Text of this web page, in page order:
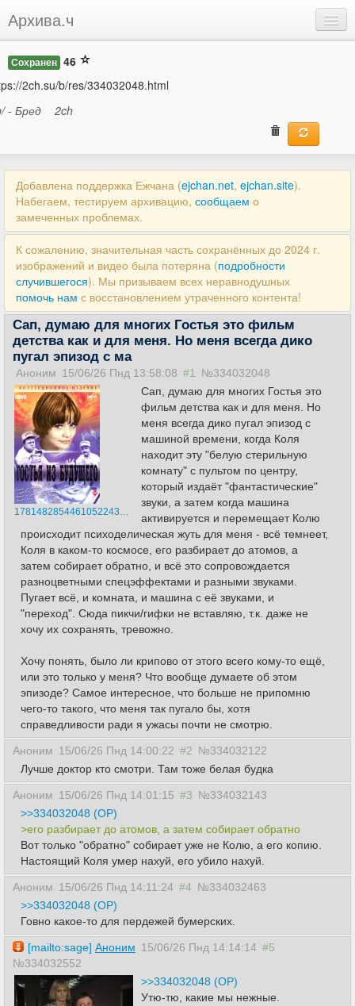
Архива.ч
Добавить
Войти
Сохранен 46
2ch.su/b/res/334032048.html
- Бред
2ch
Добавлена поддержка Ежчана (ejchan.net, ejchan.site).
Набегаем, тестируем архивацию, сообщаем о
замеченных проблемах.
К сожалению, значительная часть сохранённых до 2024 г.
изображений и видео была потеряна (подробности
случившегося). Мы призываем всех неравнодушных
помочь нам с восстановлением утраченного контента!
Сап, думаю для многих Гостья это фильм
детства как и для меня. Но меня всегда дико
пугал эпизод с ма
Аноним 15/06/26 Пнд 13:58:08 #1 №334032048
17814828544610522435.jpg
Сап, думаю для многих Гостья это
фильм детства как и для меня. Но
меня всегда дико пугал эпизод с
машиной времени, когда Коля
находит эту "белую стерильную
комнату" с пультом по центру,
который издаёт "фантастические"
звуки, а затем когда машина
активируется и перемещает Колю
происходит психоделическая жуть для меня - всё темнеет,
Коля в каком-то космосе, его разбирает до атомов, а
затем собирает обратно, и всё это сопровождается
разноцветными спецэффектами и разными звуками.
Пугает всё, и комната, и машина с её звуками, и
"переход". Сюда пикчи/гифки не вставляю, т.к. даже не
хочу их сохранять, тревожно.
Хочу понять, было ли крипово от этого всего кому-то ещё,
или это только у меня? Что вообще думаете об этом
эпизоде? Самое интересное, что больше не припомню
чего-то такого, что меня так пугало бы, хотя
справедливости ради я ужасы почти не смотрю.
Аноним 15/06/26 Пнд 14:00:22 #2 №334032122
Лучше доктор кто смотри. Там тоже белая будка
Аноним 15/06/26 Пнд 14:01:15 #3 №334032143
>>334032048 (OP)
>его разбирает до атомов, а затем собирает обратно
Вот только "обратно" собирает уже не Колю, а его копию.
Настоящий Коля умер нахуй, его убило нахуй.
Аноним 15/06/26 Пнд 14:11:24 #4 №334032463
>>334032048 (OP)
Говно какое-то для пердежей бумерских.
[mailto:sage] Аноним 15/06/26 Пнд 14:14:14 #5
№334032552
>>334032048 (OP)
Утю-тю, какие мы нежные.